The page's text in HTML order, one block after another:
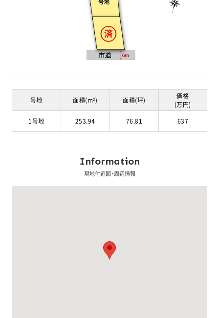
号地 面積(m²) 面積(坪)
価格
(万円)
1号地
253.94 76.81 637
Information
現地付近図・周辺情報